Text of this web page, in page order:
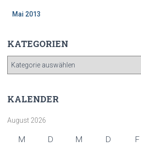
Mai 2013
KATEGORIEN
G
R
KALENDER
August 2026
M D M D F